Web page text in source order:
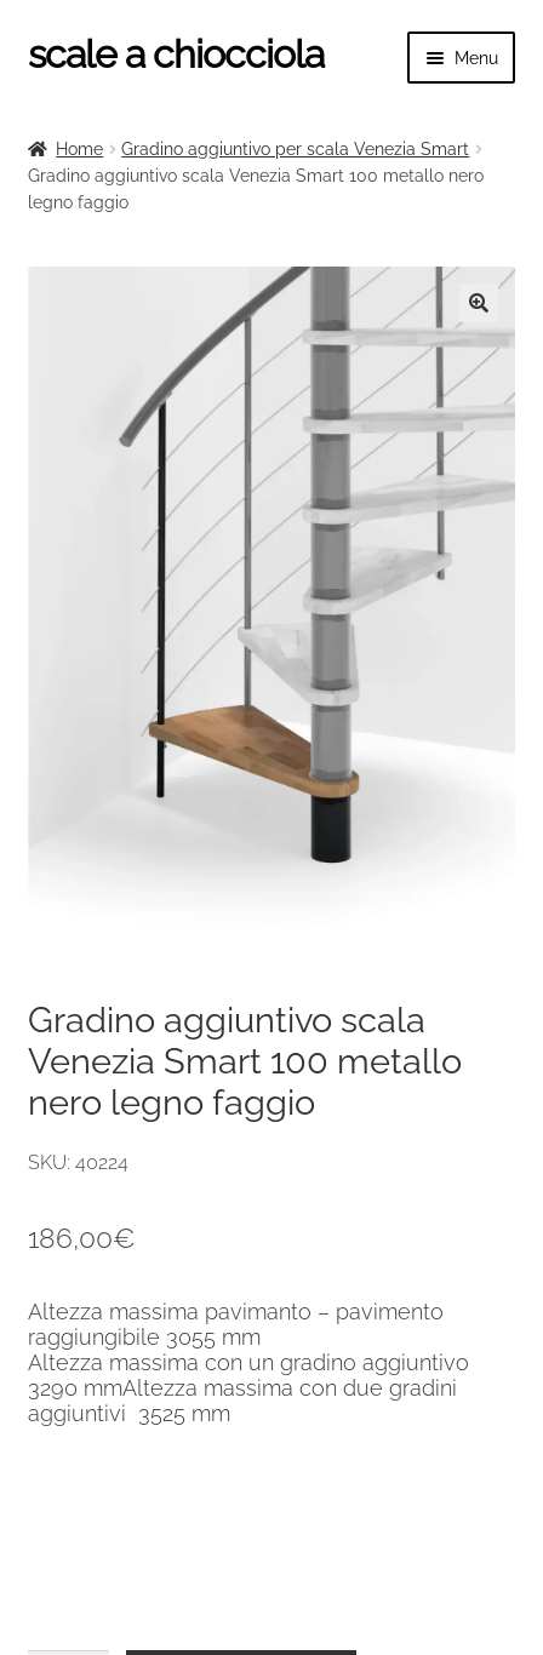
Vai
alla
Vai
al
scale a chiocciola Menu
il
menu
Tutte le scale
child
menu
child
il
menu
child
Home
Gradino aggiuntivo per scala Venezia Smart
Gradino aggiuntivo scala Venezia Smart 100 metallo nero
legno faggio
🔍
Gradino aggiuntivo scala
Venezia Smart 100 metallo
nero legno faggio
SKU: 40224
186,00€
Altezza massima pavimanto – pavimento
raggiungibile 3055 mm
Altezza massima con un gradino aggiuntivo
3290 mmAltezza massima con due gradini
aggiuntivi 3525 mm